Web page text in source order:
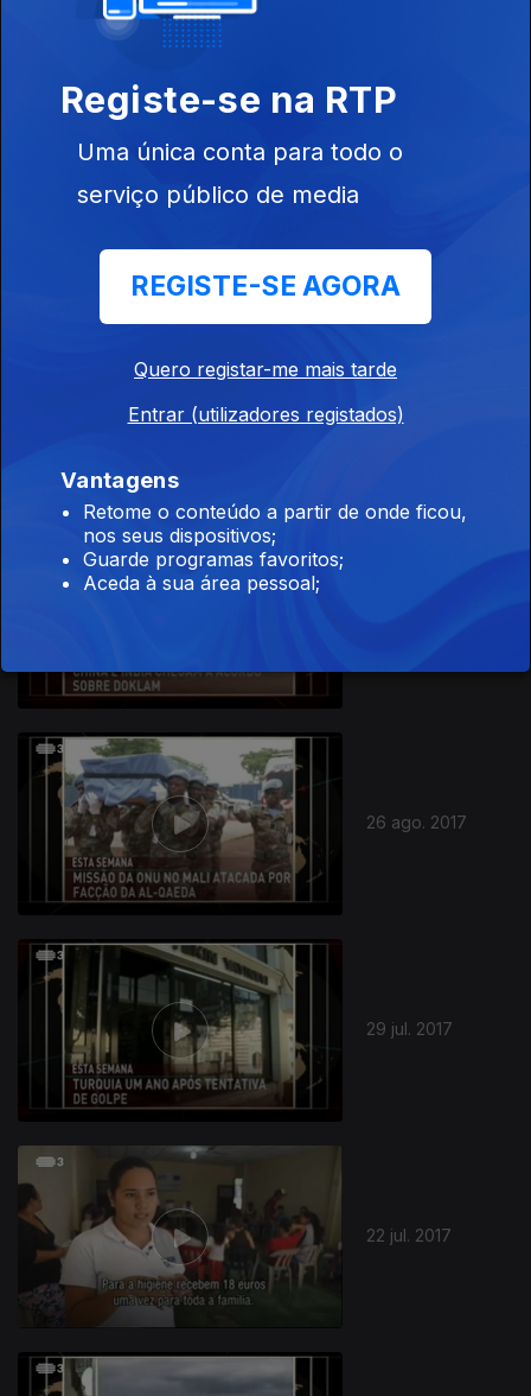
10 set. 2017
26 ago. 2017
29 jul. 2017
22 jul. 2017
Registe-se na RTP
Uma única conta para todo o
serviço público de media
REGISTE-SE AGORA
Quero registar-me mais tarde
Entrar (utilizadores registados)
Vantagens
Retome o conteúdo a partir de onde ficou,
nos seus dispositivos;
Guarde programas favoritos;
Aceda à sua área pessoal;